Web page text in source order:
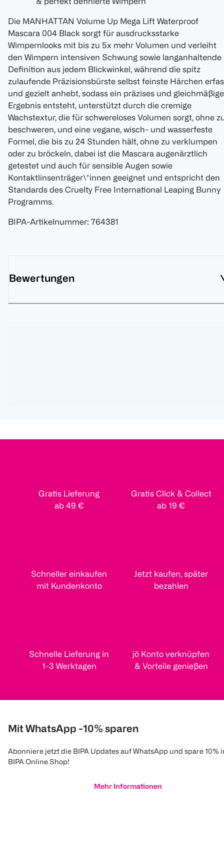
Die MANHATTAN Volume Up Mega Lift Waterproof
Mascara 004 Black sorgt für ausdrucksstarke
Wimpernlooks mit bis zu 5x mehr Volumen und verleiht
den Wimpern intensiven Schwung sowie langanhaltende
Definition aus jedem Blickwinkel, während die spitz
zulaufende Präzisionsbürste selbst feinste Härchen
und gezielt anhebt, sodass ein präzises und
Ergebnis entsteht, unterstützt durch die cremige
Wachstextur, die für schwereloses Volumen sorgt, ohne
beschweren, und eine vegane, wisch- und wasserfeste
Formel, die bis zu 24 Stunden hält, ohne zu verklumpen
oder zu bröckeln, dabei ist die Mascara augenärztlich
getestet und auch für sensible Augen sowie
Kontaktlinsenträger\*innen geeignet und entspricht den
Standards des Cruelty Free International Leaping Bunny
Programms.
BIPA-Artikelnummer: 764381
Bewertungen
Gratis Lieferung
ab 49 €
Gratis Click & Collect
ab 19 €
Schneller einkaufen
mit Kundenkonto
Jetzt kaufen, später
bezahlen
Schnelle Lieferung in
1-3 Werktagen
jö Konto verknüpfen
& Vorteile genießen
Mit WhatsApp -10% sparen
Abonniere jetzt die BIPA Updates auf WhatsApp und spare 10%
BIPA Online Shop!
Mehr Informationen